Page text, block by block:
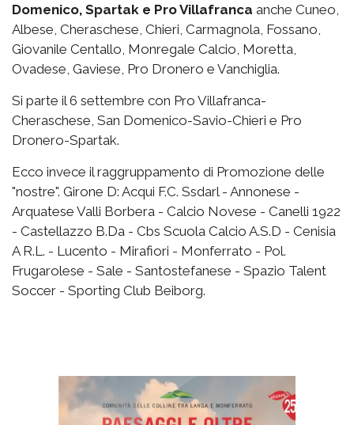
Domenico, Spartak e Pro Villafranca anche Cuneo,
Albese, Cheraschese, Chieri, Carmagnola, Fossano,
Giovanile Centallo, Monregale Calcio, Moretta,
Ovadese, Gaviese, Pro Dronero e Vanchiglia.
Si parte il 6 settembre con Pro Villafranca-
Cheraschese, San Domenico-Savio-Chieri e Pro
Dronero-Spartak.
Ecco invece il raggruppamento di Promozione delle
"nostre". Girone D: Acqui F.C. Ssdarl - Annonese -
Arquatese Valli Borbera - Calcio Novese - Canelli 1922
- Castellazzo B.Da - Cbs Scuola Calcio A.S.D - Cenisia
A R.L. - Lucento - Mirafiori - Monferrato - Pol.
Frugarolese - Sale - Santostefanese - Spazio Talent
Soccer - Sporting Club Beiborg.